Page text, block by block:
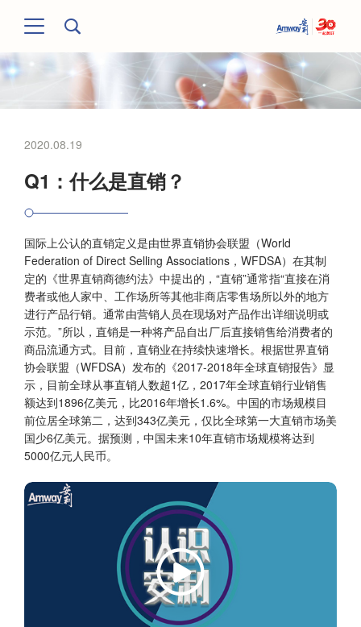
2020.08.19
Q1：什么是直销？
国际上公认的直销定义是由世界直销协会联盟（World
Federation of Direct Selling Associations，WFDSA）在其制
定的《世界直销商德约法》中提出的，“直销”通常指“直接在消
费者或他人家中、工作场所等其他非商店零售场所以外的地方
进行产品行销。通常由营销人员在现场对产品作出详细说明或
示范。”所以，直销是一种将产品自出厂后直接销售给消费者的
商品流通方式。目前，直销业在持续快速增长。根据世界直销
协会联盟（WFDSA）发布的《2017-2018年全球直销报告》显
示，目前全球从事直销人数超1亿，2017年全球直销行业销售
额达到1896亿美元，比2016年增长1.6%。中国的市场规模目
前位居全球第二，达到343亿美元，仅比全球第一大直销市场美
国少6亿美元。据预测，中国未来10年直销市场规模将达到
5000亿元人民币。